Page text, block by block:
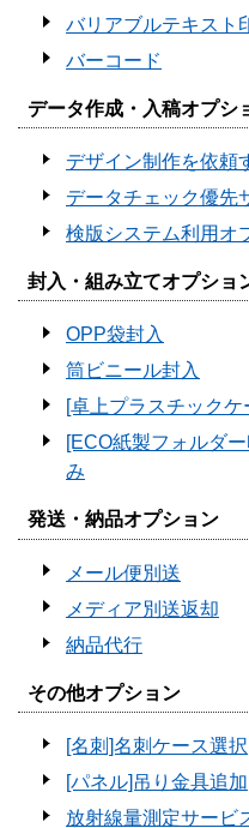
バリアブルテキスト
バーコード
データ作成・入稿オプシ
デザイン制作を依頼
データチェック優先
検版システム利用オ
封入・組み立てオプショ
OPP袋封入
筒ビニール封入
[卓上プラスチック
[ECO紙製フォルダー
み
発送・納品オプション
メール便別送
メディア別送返却
納品代行
その他オプション
[名刺]名刺ケース選択
[パネル]吊り金具追加
放射線量測定サービ